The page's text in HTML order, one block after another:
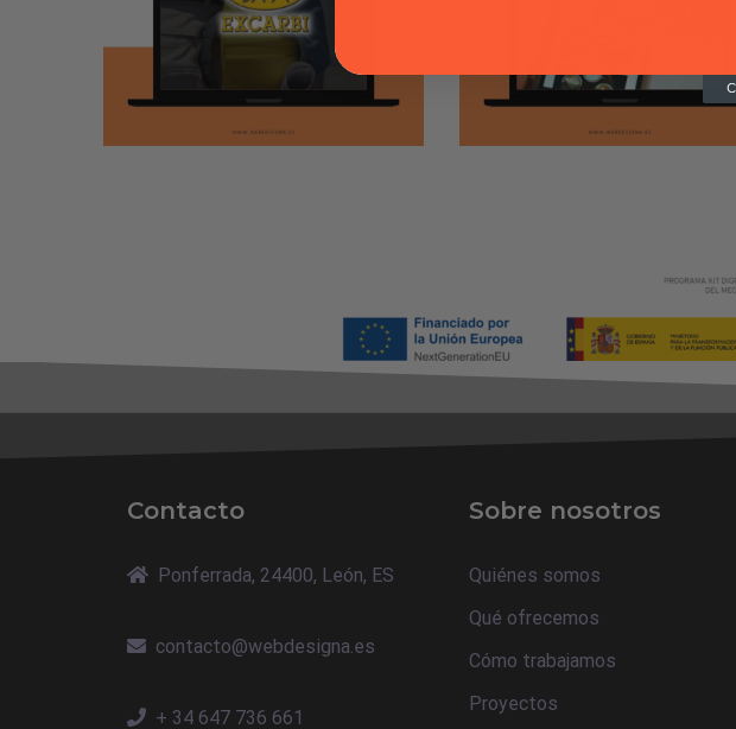
Excarbi App
APLICACIÓN WEB APLICACIÓN WEB
Contacto
Ponferrada, 24400, León, ES
contacto@webdesigna.es
+ 34 647 736 661
Sobre nosotros
Quiénes somos
Qué ofrecemos
Cómo trabajamos
Proyectos